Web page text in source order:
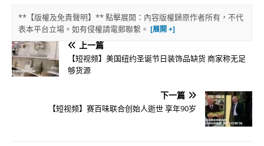
**【版權及免責聲明】** 點擊展開：內容版權歸原作者所有，不代
表本平台立場。如有侵權請電郵聯繫。
上一篇
【短视频】美国纽约圣诞节日装饰品缺货 商家称无足
够货源
下一篇
【短视频】赛百味联合创始人逝世 享年90岁